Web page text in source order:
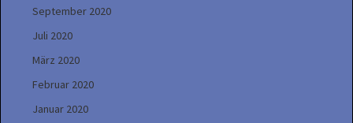
September 2020
Juli 2020
März 2020
Februar 2020
Januar 2020